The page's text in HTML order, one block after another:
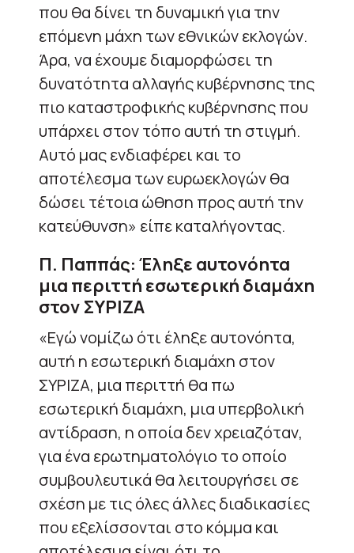
που θα δίνει τη δυναμική για την
επόμενη μάχη των εθνικών εκλογών.
Άρα, να έχουμε διαμορφώσει τη
δυνατότητα αλλαγής κυβέρνησης της
πιο καταστροφικής κυβέρνησης που
υπάρχει στον τόπο αυτή τη στιγμή.
Αυτό μας ενδιαφέρει και το
αποτέλεσμα των ευρωεκλογών θα
δώσει τέτοια ώθηση προς αυτή την
κατεύθυνση» είπε καταλήγοντας.
Π. Παππάς: Έληξε αυτονόητα
μια περιττή εσωτερική διαμάχη
στον ΣΥΡΙΖΑ
«Εγώ νομίζω ότι έληξε αυτονόητα,
αυτή η εσωτερική διαμάχη στον
ΣΥΡΙΖΑ, μια περιττή θα πω
εσωτερική διαμάχη, μια υπερβολική
αντίδραση, η οποία δεν χρειαζόταν,
για ένα ερωτηματολόγιο το οποίο
συμβουλευτικά θα λειτουργήσει σε
σχέση με τις όλες άλλες διαδικασίες
που εξελίσσονται στο κόμμα και